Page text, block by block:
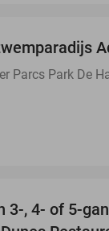
Parcs Park De
3-, 4- of 5-